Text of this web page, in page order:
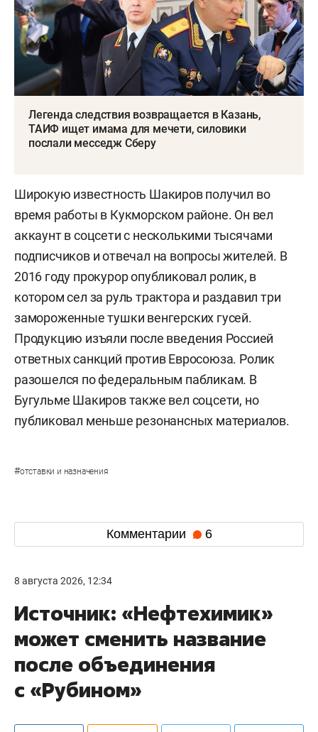
Легенда следствия возвращается в Казань,
ТАИФ ищет имама для мечети, силовики
послали месседж Сберу
Широкую известность Шакиров получил во
время работы в Кукморском районе. Он вел
аккаунт в соцсети с несколькими тысячами
подписчиков и отвечал на вопросы жителей. В
2016 году прокурор опубликовал ролик, в
котором сел за руль трактора и раздавил три
замороженные тушки венгерских гусей.
Продукцию изъяли после введения Россией
ответных санкций против Евросоюза. Ролик
разошелся по федеральным пабликам. В
Бугульме Шакиров также вел соцсети, но
публиковал меньше резонансных материалов.
#отставки и назначения
Комментарии 6
8 августа 2026, 12:34
Источник: «Нефтехимик»
может сменить название
после объединения
с «Рубином»